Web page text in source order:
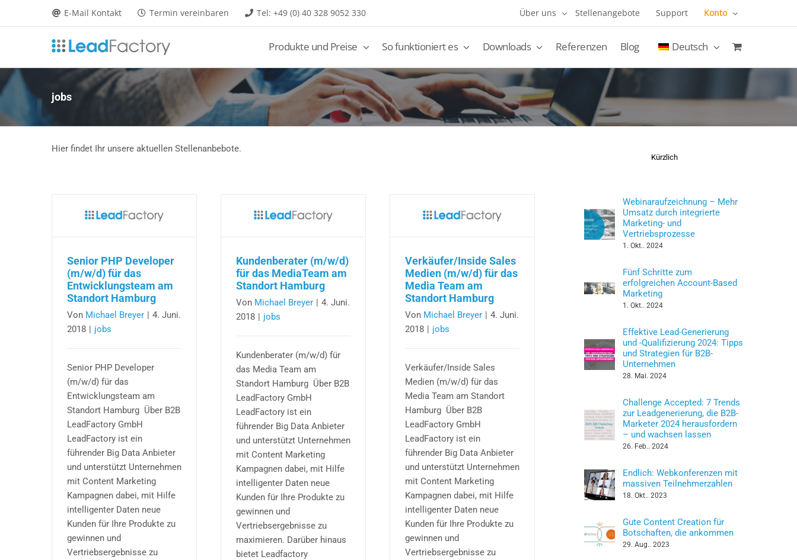
E-Mail Kontakt Termin vereinbaren Tel: +49 (0) 40 328 9052 330 Über uns Stellenangebote Support Konto
Produkte und Preise So funktioniert es Downloads Referenzen Blog Deutsch
jobs
Hier findet Ihr unsere aktuellen Stellenanbebote.
Senior PHP Developer
(m/w/d) für das
Entwicklungsteam am
Standort Hamburg
Von Michael Breyer | 4. Juni.
2018 | jobs
Senior PHP Developer
(m/w/d) für das
Entwicklungsteam am
Standort Hamburg Über B2B
LeadFactory GmbH
LeadFactory ist ein
führender Big Data Anbieter
und unterstützt Unternehmen
mit Content Marketing
Kampagnen dabei, mit Hilfe
intelligenter Daten neue
Kunden für Ihre Produkte zu
gewinnen und
Vertriebsergebnisse zu
Kundenberater (m/w/d)
für das MediaTeam am
Standort Hamburg
Von Michael Breyer | 4. Juni.
2018 | jobs
Kundenberater (m/w/d) für
das Media Team am
Standort Hamburg Über B2B
LeadFactory GmbH
LeadFactory ist ein
führender Big Data Anbieter
und unterstützt Unternehmen
mit Content Marketing
Kampagnen dabei, mit Hilfe
intelligenter Daten neue
Kunden für Ihre Produkte zu
gewinnen und
Vertriebsergebnisse zu
maximieren. Darüber hinaus
bietet Leadfactory
Verkäufer/Inside Sales
Medien (m/w/d) für das
Media Team am
Standort Hamburg
Von Michael Breyer | 4. Juni.
2018 | jobs
Verkäufer/Inside Sales
Medien (m/w/d) für das
Media Team am Standort
Hamburg Über B2B
LeadFactory GmbH
LeadFactory ist ein
führender Big Data Anbieter
und unterstützt Unternehmen
mit Content Marketing
Kampagnen dabei, mit Hilfe
intelligenter Daten neue
Kunden für Ihre Produkte zu
gewinnen und
Vertriebsergebnisse zu
Kürzlich
Webinaraufzeichnung – Mehr
Umsatz durch integrierte
Marketing- und
Vertriebsprozesse
1. Okt.. 2024
Fünf Schritte zum
erfolgreichen Account-Based
Marketing
1. Okt.. 2024
Effektive Lead-Generierung
und -Qualifizierung 2024: Tipps
und Strategien für B2B-
Unternehmen
28. Mai. 2024
Challenge Accepted: 7 Trends
zur Leadgenerierung, die B2B-
Marketer 2024 herausfordern
– und wachsen lassen
26. Feb.. 2024
Endlich: Webkonferenzen mit
massiven Teilnehmerzahlen
18. Okt.. 2023
Gute Content Creation für
Botschaften, die ankommen
29. Aug.. 2023